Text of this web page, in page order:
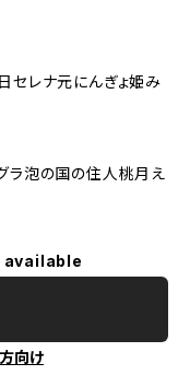
レナ元にんぎょ姫み
ラ泡の国の住人桃月え
向け